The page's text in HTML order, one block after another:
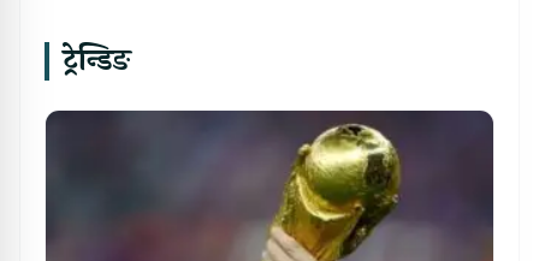
ट्रेन्डिङ